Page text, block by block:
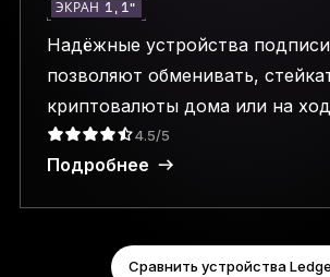
ЭКРАН 1,1″
Надёжные устройства
позволяют обменивать,
криптовалюты дома или на
4.5/5
Подробнее
Сравнить устройства